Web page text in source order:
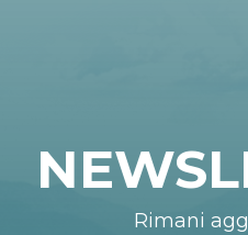
Rimani